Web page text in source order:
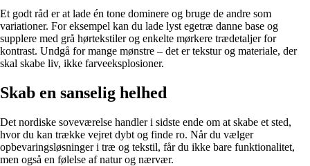
Et godt råd er at lade én tone dominere og bruge de andre som
variationer. For eksempel kan du lade lyst egetræ danne base og
supplere med grå hørtekstiler og enkelte mørkere trædetaljer for
kontrast. Undgå for mange mønstre – det er tekstur og materiale, der
skal skabe liv, ikke farveeksplosioner.
Skab en sanselig helhed
Det nordiske soveværelse handler i sidste ende om at skabe et sted,
hvor du kan trække vejret dybt og finde ro. Når du vælger
opbevaringsløsninger i træ og tekstil, får du ikke bare funktionalitet,
men også en følelse af natur og nærvær.